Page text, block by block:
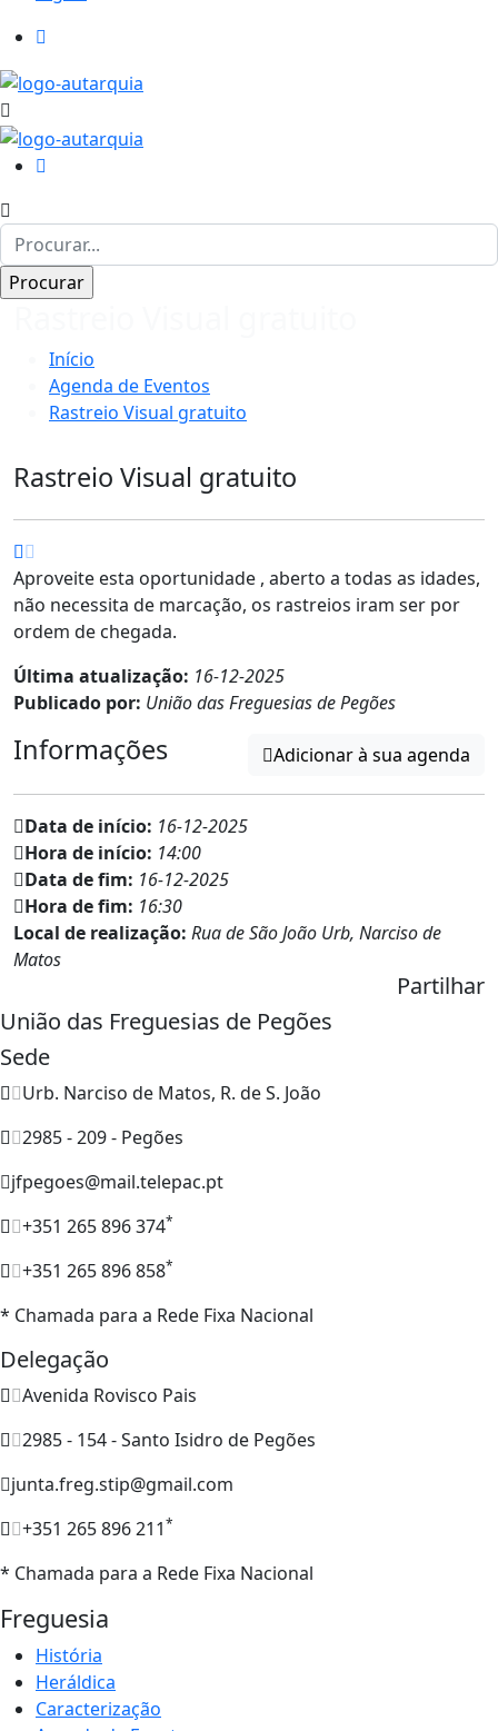
Início
Agenda de Eventos
Rastreio Visual gratuito
Rastreio Visual gratuito
Aproveite esta oportunidade , aberto a todas as idades,
não necessita de marcação, os rastreios iram ser por
ordem de chegada.
Última atualização: 16-12-2025
Publicado por: União das Freguesias de Pegões
Informações Adicionar à sua agenda
Data de início: 16-12-2025
Hora de início: 14:00
Data de fim: 16-12-2025
Hora de fim: 16:30
Local de realização: Rua de São João Urb, Narciso de
Matos
Partilhar
União das Freguesias de Pegões
Sede
Urb. Narciso de Matos, R. de S. João
2985 - 209 - Pegões
jfpegoes@mail.telepac.pt
+351 265 896 374*
+351 265 896 858*
* Chamada para a Rede Fixa Nacional
Delegação
Avenida Rovisco Pais
2985 - 154 - Santo Isidro de Pegões
junta.freg.stip@gmail.com
+351 265 896 211*
* Chamada para a Rede Fixa Nacional
Freguesia
História
Heráldica
Caracterização